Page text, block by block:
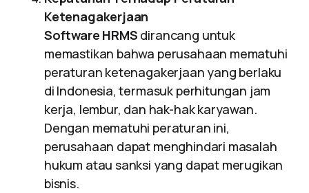
Ketenagakerjaan
Software HRMS dirancang untuk
memastikan bahwa perusahaan mematuhi
peraturan ketenagakerjaan yang berlaku
di Indonesia, termasuk perhitungan jam
kerja, lembur, dan hak-hak karyawan.
Dengan mematuhi peraturan ini,
perusahaan dapat menghindari masalah
hukum atau sanksi yang dapat merugikan
bisnis.